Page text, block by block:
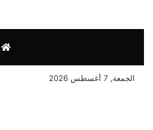
الجمعة, 7 أغسطس 2026